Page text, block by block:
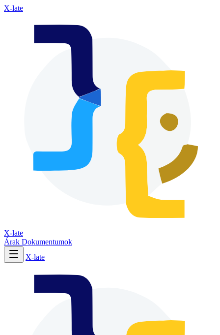
X-late
X-late
Árak Dokumentumok
X-late